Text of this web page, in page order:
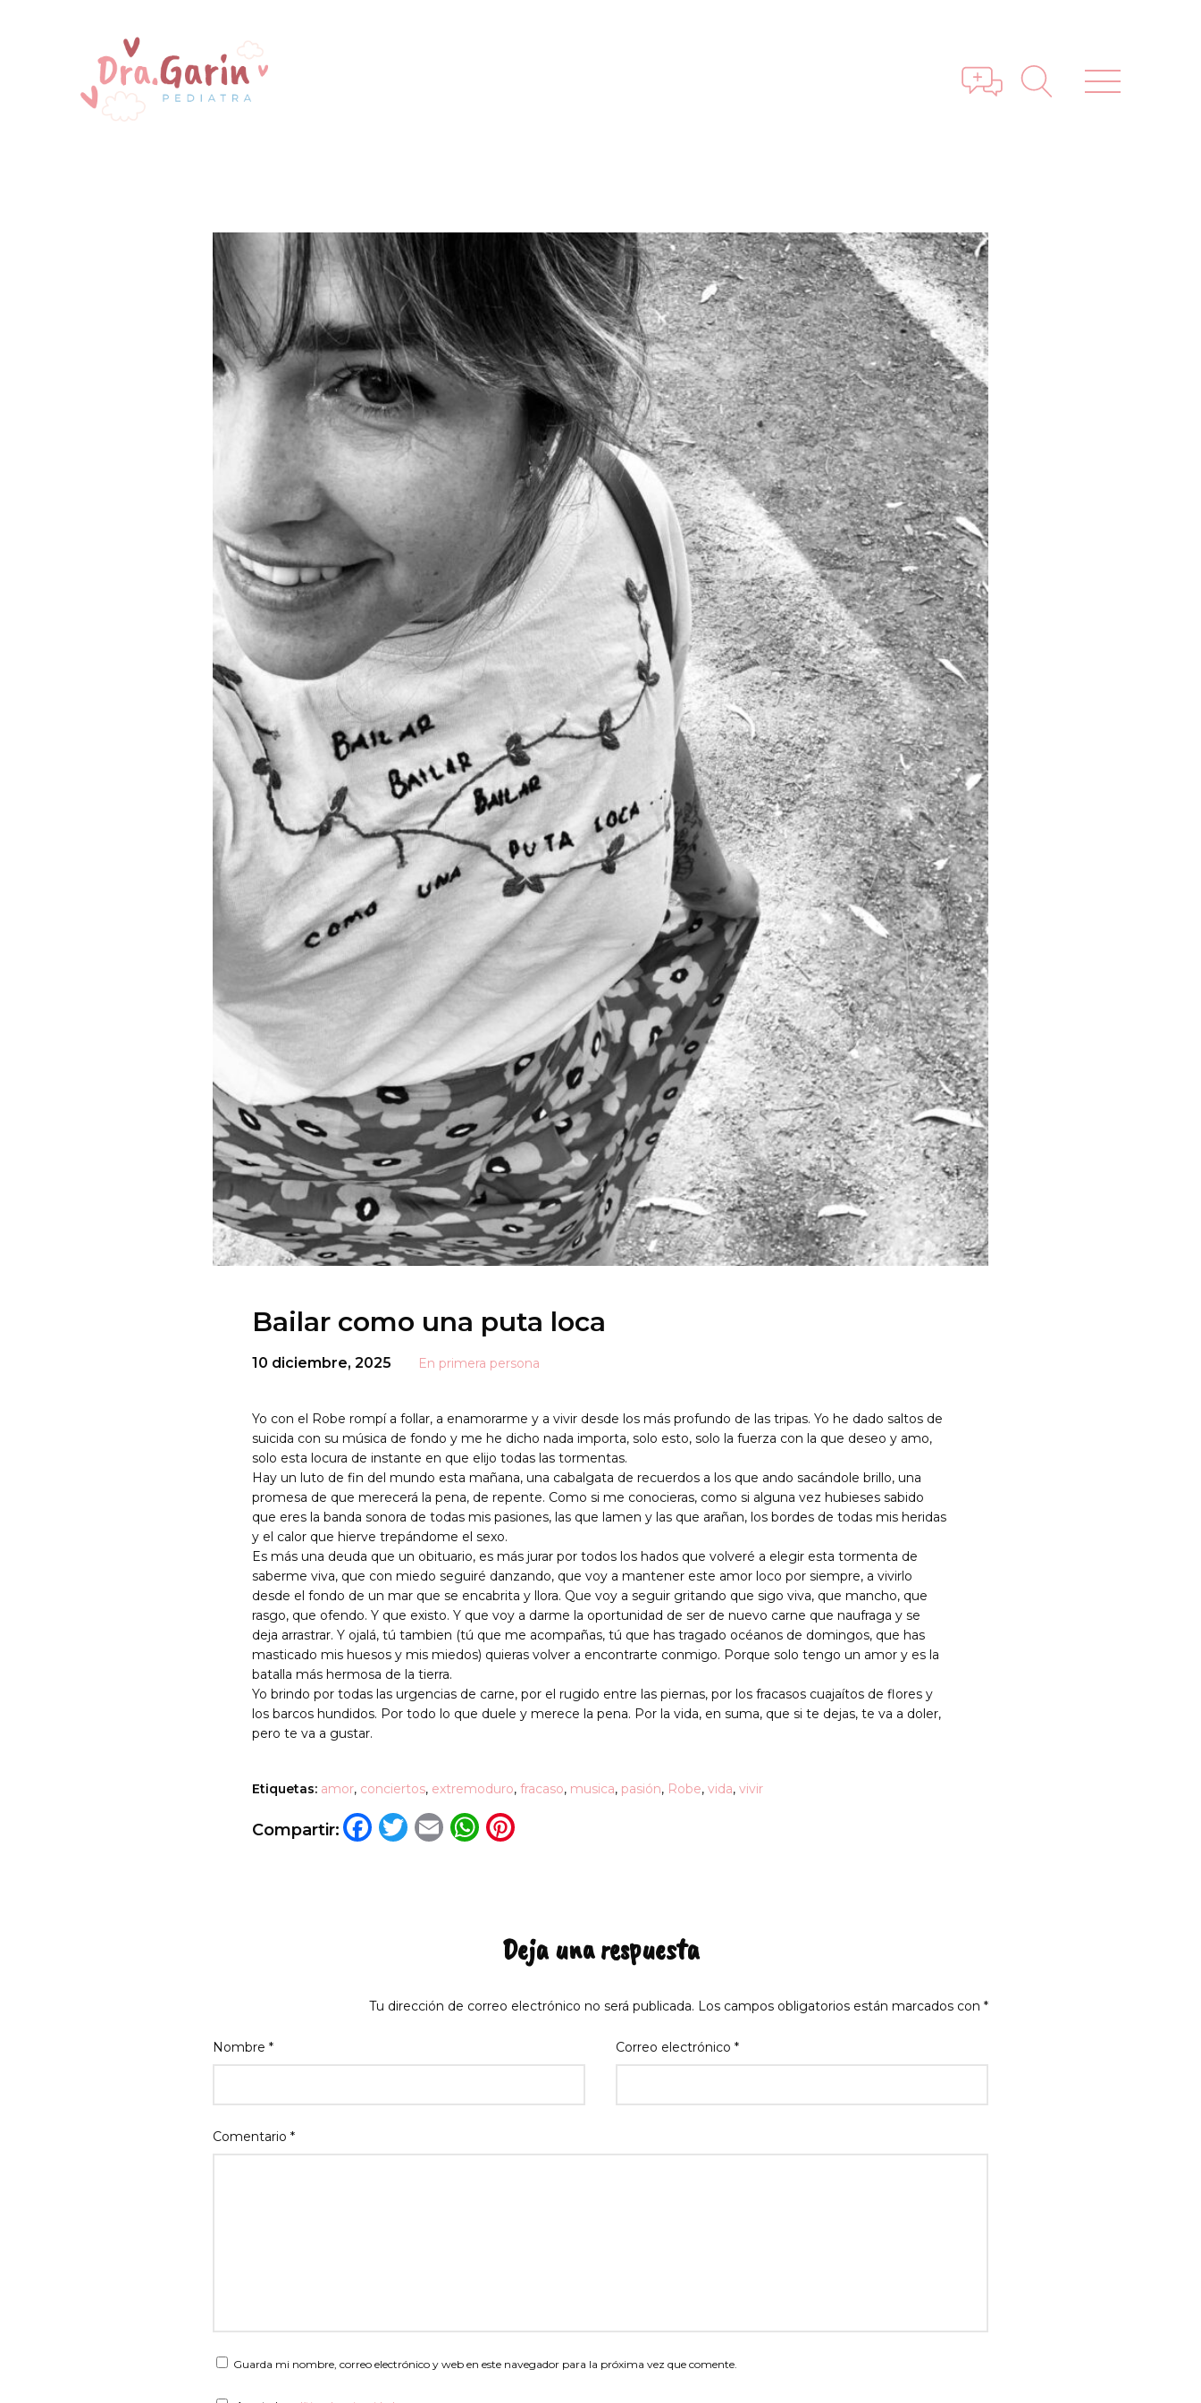
Bailar como una puta loca
10 diciembre, 2025 En primera persona
Yo con el Robe rompí a follar, a enamorarme y a vivir desde los más profundo de las tripas. Yo he dado saltos de
suicida con su música de fondo y me he dicho nada importa, solo esto, solo la fuerza con la que deseo y amo,
solo esta locura de instante en que elijo todas las tormentas.
Hay un luto de fin del mundo esta mañana, una cabalgata de recuerdos a los que ando sacándole brillo, una
promesa de que merecerá la pena, de repente. Como si me conocieras, como si alguna vez hubieses sabido
que eres la banda sonora de todas mis pasiones, las que lamen y las que arañan, los bordes de todas mis heridas
y el calor que hierve trepándome el sexo.
Es más una deuda que un obituario, es más jurar por todos los hados que volveré a elegir esta tormenta de
saberme viva, que con miedo seguiré danzando, que voy a mantener este amor loco por siempre, a vivirlo
desde el fondo de un mar que se encabrita y llora. Que voy a seguir gritando que sigo viva, que mancho, que
rasgo, que ofendo. Y que existo. Y que voy a darme la oportunidad de ser de nuevo carne que naufraga y se
deja arrastrar. Y ojalá, tú tambien (tú que me acompañas, tú que has tragado océanos de domingos, que has
masticado mis huesos y mis miedos) quieras volver a encontrarte conmigo. Porque solo tengo un amor y es la
batalla más hermosa de la tierra.
Yo brindo por todas las urgencias de carne, por el rugido entre las piernas, por los fracasos cuajaítos de flores y
los barcos hundidos. Por todo lo que duele y merece la pena. Por la vida, en suma, que si te dejas, te va a doler,
pero te va a gustar.
Etiquetas: amor, conciertos, extremoduro, fracaso, musica, pasión, Robe, vida, vivir
Compartir: Facebook
Twitter
EmailWhatsApp
Deja una respuesta
Tu dirección de correo electrónico no será publicada. Los campos obligatorios están marcados con *
Comentario *
Nombre * Correo electrónico*
Guarda mi nombre, correo electrónico y web en este navegador para la próxima vez que comente.